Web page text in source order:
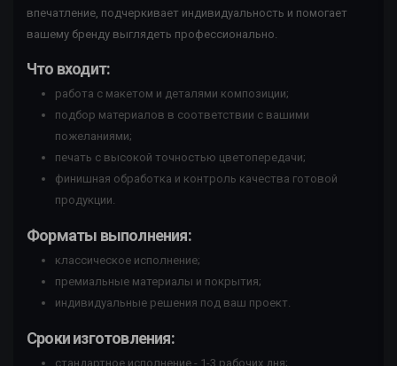
впечатление, подчеркивает индивидуальность и помогает
вашему бренду выглядеть профессионально.
Что входит:
работа с макетом и деталями композиции;
подбор материалов в соответствии с вашими
пожеланиями;
печать с высокой точностью цветопередачи;
финишная обработка и контроль качества готовой
продукции.
Форматы выполнения:
классическое исполнение;
премиальные материалы и покрытия;
индивидуальные решения под ваш проект.
Сроки изготовления:
стандартное исполнение - 1-3 рабочих дня;